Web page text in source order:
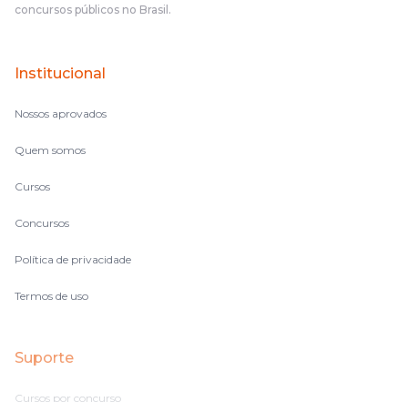
concursos públicos no Brasil.
Institucional
Nossos aprovados
Quem somos
Cursos
Concursos
Política de privacidade
Termos de uso
Suporte
Cursos por concurso